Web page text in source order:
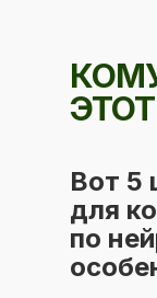
Вот 5
для
по